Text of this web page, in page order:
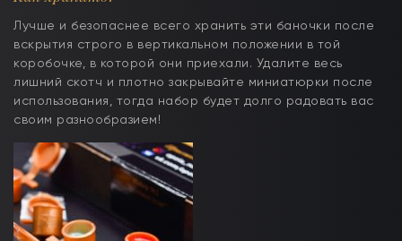
Лучше и безопаснее всего хранить эти баночки после
вскрытия строго в вертикальном положении в той
коробочке, в которой они приехали. Удалите весь
лишний скотч и плотно закрывайте миниатюрки после
использования, тогда набор будет долго радовать вас
своим разнообразием!